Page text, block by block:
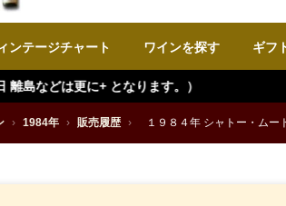
ンテージチャート ワインを探す ギフ
ます。）
› 1984年 › 販売履歴 › １９８４年 シャトー・ムー